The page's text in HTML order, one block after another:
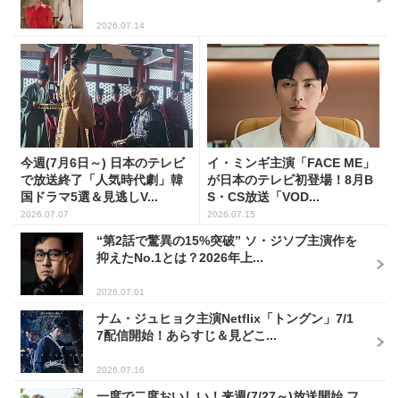
2026.07.14
今週(7月6日～) 日本のテレビ
で放送終了「人気時代劇」韓
国ドラマ5選＆見逃しV...
2026.07.07
イ・ミンギ主演「FACE ME」
が日本のテレビ初登場！8月B
S・CS放送「VOD...
2026.07.15
“第2話で驚異の15%突破” ソ・ジソブ主演作を
抑えたNo.1とは？2026年上...
2026.07.01
ナム・ジュヒョク主演Netflix「トングン」7/1
7配信開始！あらすじ＆見どこ...
2026.07.16